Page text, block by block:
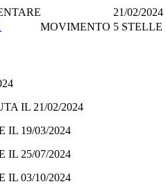
21/02/2024
MOVIMENTO 5 STELLE
IL 21/02/2024
IL 19/03/2024
IL 25/07/2024
IL 03/10/2024